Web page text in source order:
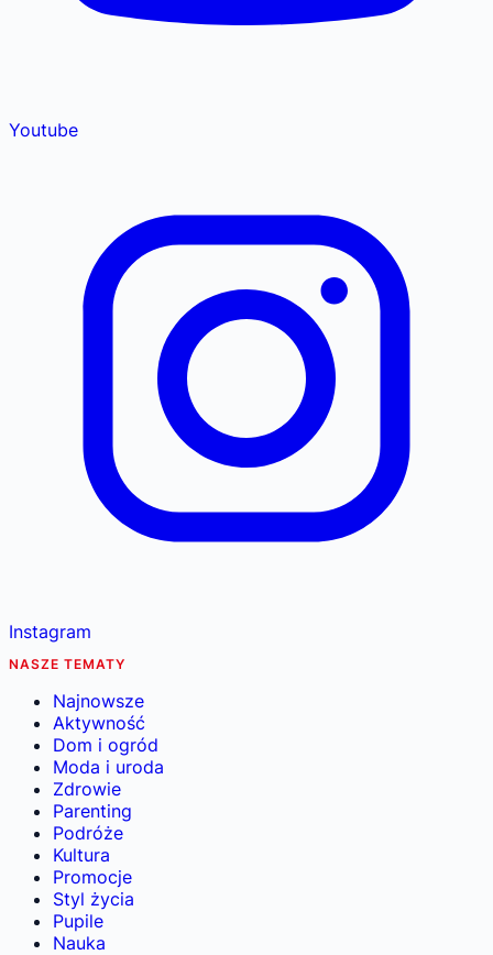
Youtube
Instagram
NASZE TEMATY
Najnowsze
Aktywność
Dom i ogród
Moda i uroda
Zdrowie
Parenting
Podróże
Kultura
Promocje
Styl życia
Pupile
Nauka